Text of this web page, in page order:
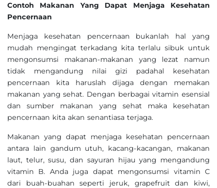
Contoh Makanan Yang Dapat Menjaga Kesehatan
Pencernaan
Menjaga kesehatan pencernaan bukanlah hal yang
mudah mengingat terkadang kita terlalu sibuk untuk
mengonsumsi makanan-makanan yang lezat namun
tidak mengandung nilai gizi padahal kesehatan
pencernaan kita haruslah dijaga dengan memakan
makanan yang sehat. Dengan berbagai vitamin esensial
dan sumber makanan yang sehat maka kesehatan
pencernaan kita akan senantiasa terjaga.
Makanan yang dapat menjaga kesehatan pencernaan
antara lain gandum utuh, kacang-kacangan, makanan
laut, telur, susu, dan sayuran hijau yang mengandung
vitamin B. Anda juga dapat mengonsumsi vitamin C
dari buah-buahan seperti jeruk, grapefruit dan kiwi,